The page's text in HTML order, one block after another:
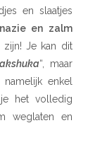
en slaatjes
en zalm
Je kan dit
“, maar
enkel
het volledig
weglaten en